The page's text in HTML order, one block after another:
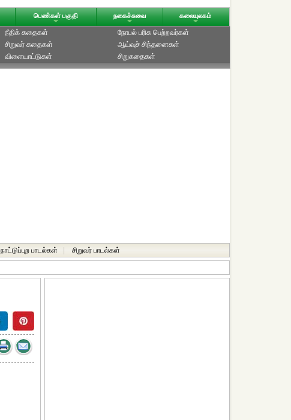
பெண்கள் பகுதி நகைச்சுவை கலையுலகம்
நீதிக் கதைகள்
சிறுவர் கதைகள்
விளையாட்டுகள்
நோபல் பரிசு‎ பெற்றவர்‎கள்
ஆய்வுச் சிந்தனைகள்
சிறுகதைகள்
நாட்டுப்புற பாடல்கள் சிறுவர் பாடல்கள்